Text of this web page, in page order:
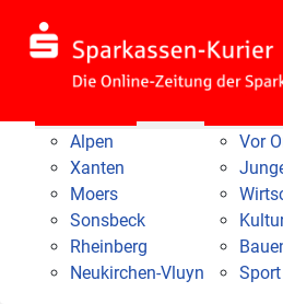
Alpen
Xanten
Moers
Sonsbeck
Rheinberg
Neukirchen-Vluyn
Vor
Sport